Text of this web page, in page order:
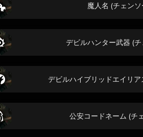
魔人名 (チェン
デビルハンター武器 (
デビルハイブリッドエイリ
公安コードネーム (チ